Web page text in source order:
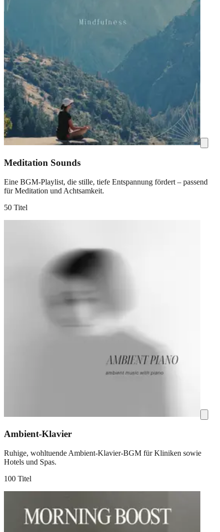
Meditation Sounds
Eine BGM-Playlist, die stille, tiefe Entspannung fördert – passend
für Meditation und Achtsamkeit.
50 Titel
Ambient-Klavier
Ruhige, wohltuende Ambient-Klavier-BGM für Kliniken sowie
Hotels und Spas.
100 Titel